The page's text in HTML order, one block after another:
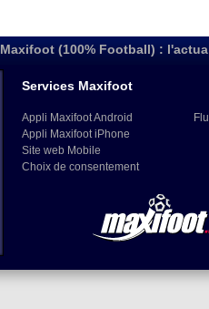
Maxifoot (100% Football) :
Services Maxifoot
Appli Maxifoot Android
Appli Maxifoot iPhone
Site web Mobile
Choix de consentement